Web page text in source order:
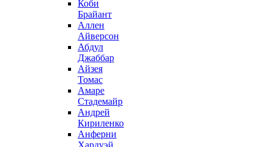
Коби
Брайант
Аллен
Айверсон
Абдул
Джаббар
Айзея
Томас
Амаре
Стадемайр
Андрей
Кириленко
Анферни
Xардуэй